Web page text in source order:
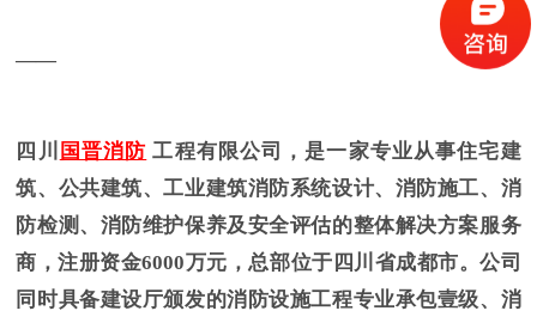
——
四川 国晋消防 工程有限公司，是一家专业从事住宅建
筑、公共建筑、工业建筑消防系统设计、消防施工、消
防检测、消防维护保养及安全评估的整体解决方案服务
商，注册资金6000万元，总部位于四川省成都市。公司
同时具备建设厅颁发的消防设施工程专业承包壹级、消